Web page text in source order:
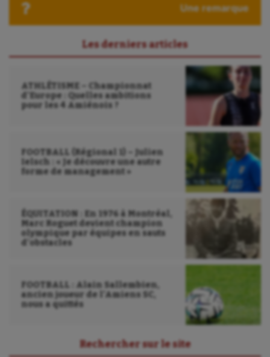
Une remarque
Les derniers articles
ATHLÉTISME – Championnat
d’Europe : Quelles ambitions
pour les 4 Amiénois ?
FOOTBALL (Régional 1) – Julien
Ielsch : « Je découvre une autre
forme de management »
ÉQUITATION : En 1976 à Montréal,
Marc Roguet devient champion
olympique par équipes en sauts
d’obstacles
FOOTBALL : Alain Sallembien,
ancien joueur de l’Amiens SC,
nous a quittés
Rechercher sur le site